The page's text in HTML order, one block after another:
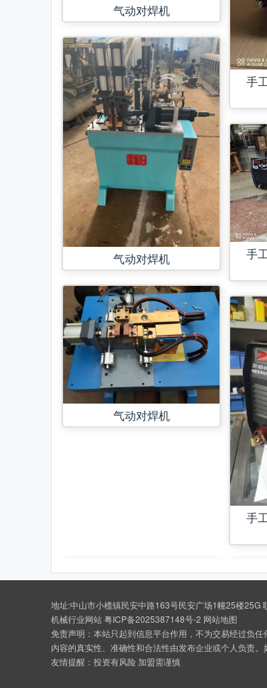
气动对焊机
气动对焊机
气动对焊机
手
手
手
地址:中山市小榄镇民安中路163号民安广场1幢25楼
机械行业网站粤ICP备2025387148号-2 网站地图
免责声明：本站只起到信息平台作用，不为交易经过负任
内容的真实性、准确性和合法性由发布企业或个人负责。
友情提醒：投资有风险 加盟需谨慎